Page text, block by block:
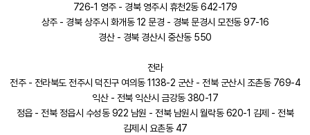
726-1 영주 - 경북 영주시 휴천2동 642-179
상주 - 경북 상주시 화개동 12 문경 - 경북 문경시 모전동 97-16
경산 - 경북 경산시 중산동 550
전라
전주 - 전라북도 전주시 덕진구 여의동 1138-2 군산 - 전북 군산시 조촌동 769-4
익산 - 전북 익산시 금강동 380-17
정읍 - 전북 정읍시 수성동 922 남원 - 전북 남원시 월락동 620-1 김제 - 전북
김제시 요촌동 47